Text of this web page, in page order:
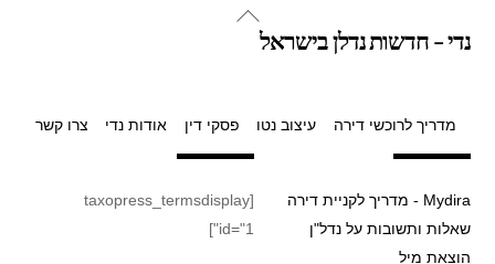
Back
נדי - חדשות נדלן בישראל
מדריך לרוכשי דירה עיצוב נטו פסקי דין אודות נדי צרו קשר
Mydira - מדריך לקניית דירה
שאלות ותשובות על נדל"ן
הוצאת מיל
[taxopress_termsdisplay
id="1"]